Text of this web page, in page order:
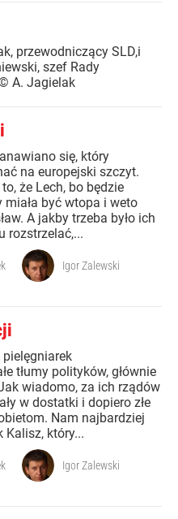
przewodniczący SLD,i
szef Rady
A. Jagielak
się, który
na europejski szczyt.
że Lech, bo będzie
być wtopa i weto
A jakby trzeba było ich
rozstrzelać,...
Igor Zalewski
tłumy polityków, głównie
wiadomo, za ich rządów
w dostatki i dopiero złe
Nam najbardziej
Kalisz, który...
Igor Zalewski